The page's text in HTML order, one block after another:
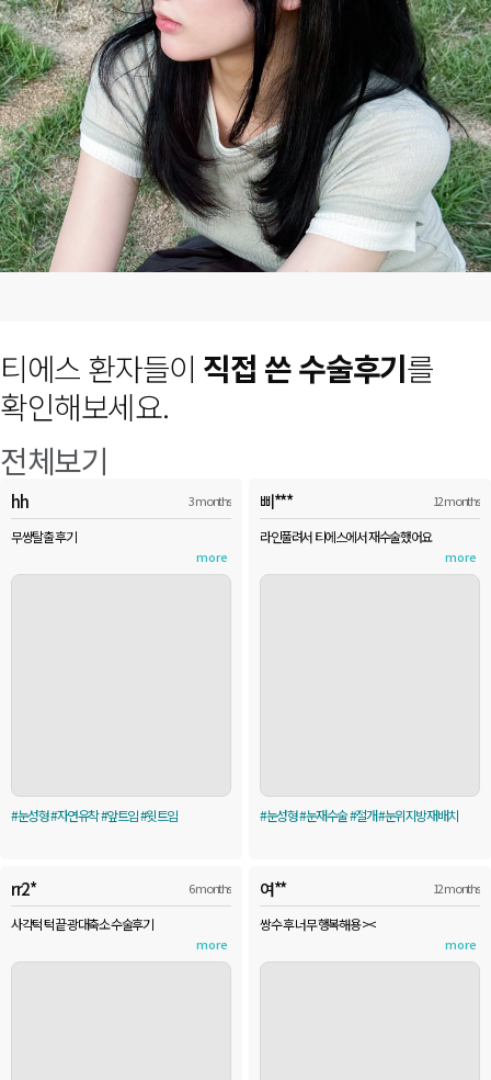
티에스 환자들이 직접 쓴 수술후기를
확인해보세요.
전체보기
hh 3 months
무쌍탈출 후기
more
#눈성형 #자연유착 #앞트임 #윗트임
삐*** 12 months
라인풀려서 티에스에서 재수술했어요
more
#눈성형 #눈재수술 #절개 #눈위지방재배치
rr2* 6 months
사각턱 턱끝 광대축소 수술후기
more
여** 12 months
쌍수 후 너무 행복해용 ><
more